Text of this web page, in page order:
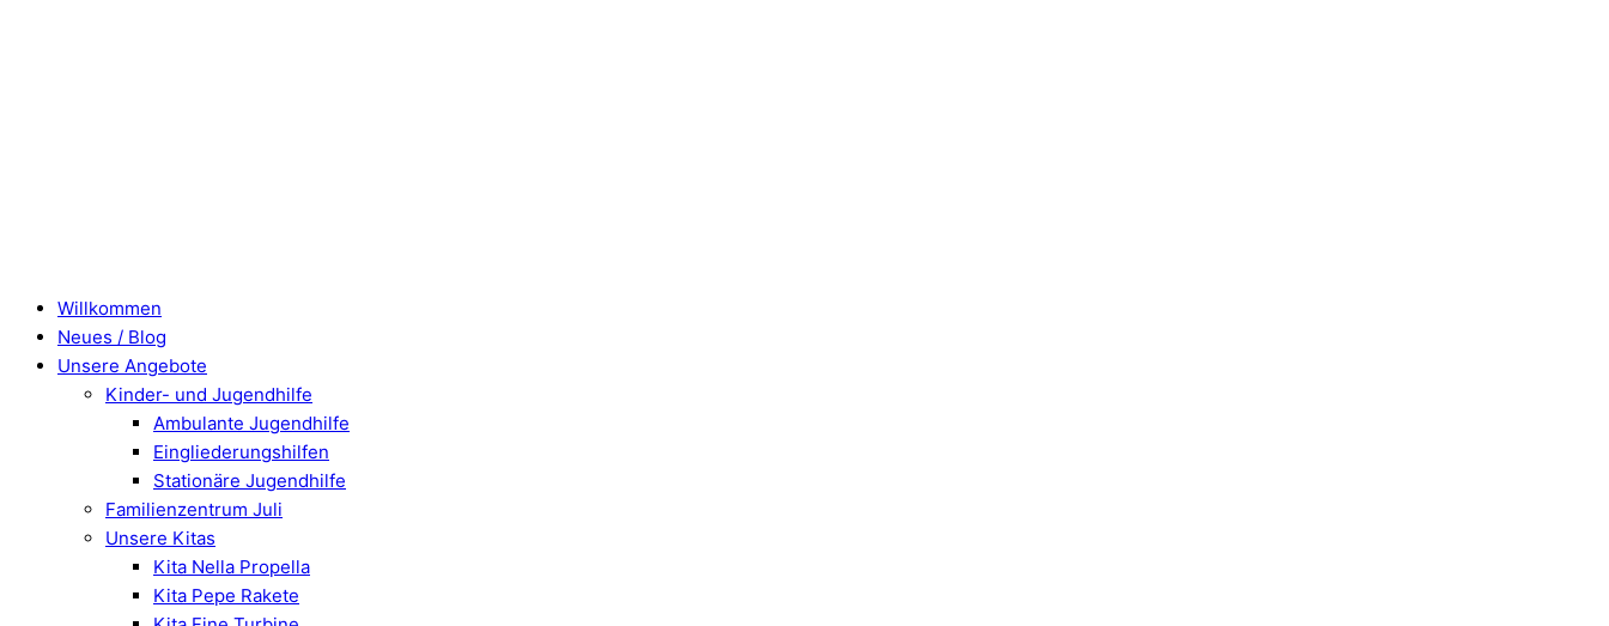
Willkommen
Neues / Blog
Unsere Angebote
Kinder- und Jugendhilfe
Ambulante Jugendhilfe
Eingliederungshilfen
Stationäre Jugendhilfe
Familienzentrum Juli
Unsere Kitas
Kita Nella Propella
Kita Pepe Rakete